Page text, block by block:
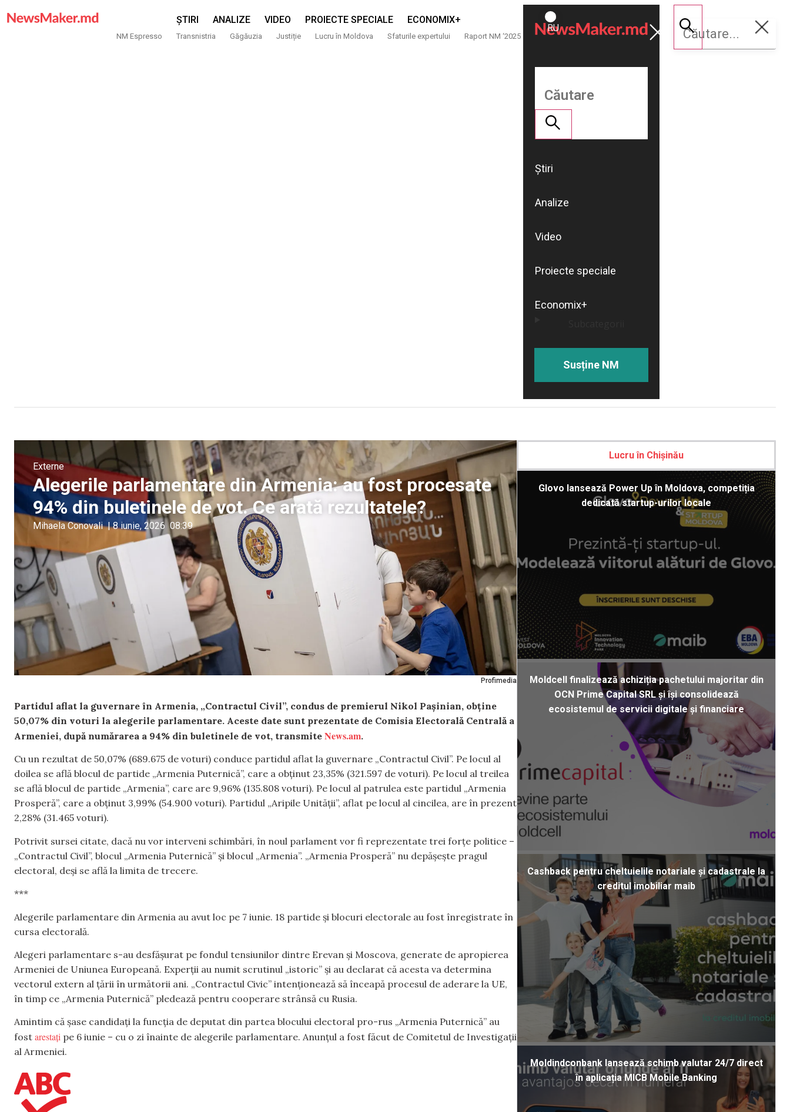
ȘTIRI ANALIZE VIDEO PROIECTE SPECIALE ECONOMIX+
NM Espresso Transnistria Găgăuzia Justiție Lucru în Moldova Sfaturile expertului Raport NM ‘2025
ROMÂNĂ
RU
Susține
NM
Știri
Analize
Video
Proiecte speciale
Economix+
Susține NM
Profimedia
Externe
Alegerile parlamentare din Armenia: au fost procesate
94% din buletinele de vot. Ce arată rezultatele?
Mihaela Conovali | 8 iunie, 2026 08:39
Partidul aflat la guvernare în Armenia, „Contractul Civil”, condus de premierul Nikol Pașinian, obține
50,07% din voturi la alegerile parlamentare. Aceste date sunt prezentate de Comisia Electorală Centrală a
Armeniei, după numărarea a 94% din buletinele de vot, transmite News.am.
Cu un rezultat de 50,07% (689.675 de voturi) conduce partidul aflat la guvernare „Contractul Civil”. Pe locul al
doilea se află blocul de partide „Armenia Puternică”, care a obținut 23,35% (321.597 de voturi). Pe locul al treilea
se află blocul de partide „Armenia”, care are 9,96% (135.808 voturi). Pe locul al patrulea este partidul „Armenia
Prosperă”, care a obținut 3,99% (54.900 voturi). Partidul „Aripile Unității”, aflat pe locul al cincilea, are în prezent
2,28% (31.465 voturi).
Potrivit sursei citate, dacă nu vor interveni schimbări, în noul parlament vor fi reprezentate trei forțe politice –
„Contractul Civil”, blocul „Armenia Puternică” și blocul „Armenia”. „Armenia Prosperă” nu depășește pragul
electoral, deși se află la limita de trecere.
***
Alegerile parlamentare din Armenia au avut loc pe 7 iunie. 18 partide și blocuri electorale au fost înregistrate în
cursa electorală.
Alegeri parlamentare s-au desfășurat pe fondul tensiunilor dintre Erevan și Moscova, generate de apropierea
Armeniei de Uniunea Europeană. Experții au numit scrutinul „istoric” și au declarat că acesta va determina
vectorul extern al țării în următorii ani. „Contractul Civic” intenționează să înceapă procesul de aderare la UE,
în timp ce „Armenia Puternică” pledează pentru cooperare strânsă cu Rusia.
Amintim că șase candidați la funcția de deputat din partea blocului electoral pro-rus „Armenia Puternică” au
fost arestați pe 6 iunie – cu o zi înainte de alegerile parlamentare. Anunțul a fost făcut de Comitetul de Investigații
al Armeniei.
Lucru în Chișinău
Glovo lansează Power Up în Moldova, competiția
dedicată startup-urilor locale
Moldcell finalizează achiziția pachetului majoritar din
OCN Prime Capital SRL și își consolidează
ecosistemul de servicii digitale și financiare
Cashback pentru cheltuielile notariale și cadastrale la
creditul imobiliar maib
Moldindconbank lansează schimb valutar 24/7 direct
în aplicația MICB Mobile Banking